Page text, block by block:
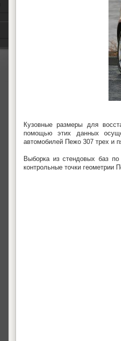
Кузовные размеры для
помощью этих данных
автомобилей Пежо 307 трех и
Выборка из стендовых баз
контрольные точки геометрии